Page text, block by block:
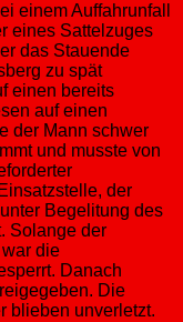
einem Auffahrunfall
eines Sattelzuges
das Stauende
zu spät
einen bereits
auf einen
der Mann schwer
und musste von
der
Begelitung des
Solange der
die
Danach
Die
blieben unverletzt.